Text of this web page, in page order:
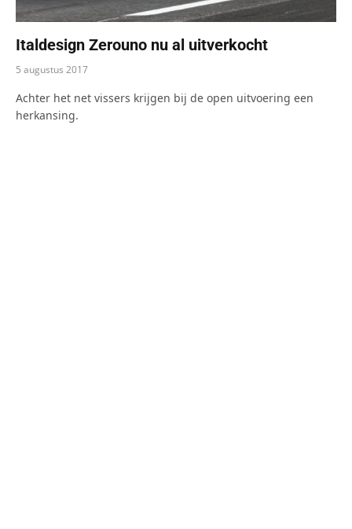
Italdesign Zerouno nu al uitverkocht
5 augustus 2017
Achter het net vissers krijgen bij de open uitvoering een
herkansing.